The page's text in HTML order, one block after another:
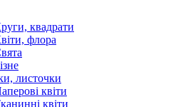
квадрати
флора
листочки
квіти
квіти